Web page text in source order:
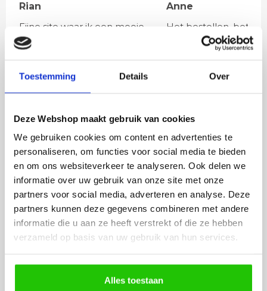
Toestemming Details Over
Deze Webshop maakt gebruik van cookies
We gebruiken cookies om content en advertenties te
personaliseren, om functies voor social media te bieden
en om ons websiteverkeer te analyseren. Ook delen we
informatie over uw gebruik van onze site met onze
partners voor social media, adverteren en analyse. Deze
partners kunnen deze gegevens combineren met andere
informatie die u aan ze heeft verstrekt of die ze hebben
verzameld op basis van uw gebruik van hun services.
Alles toestaan
Rian
Fijne site waar ik een mooie
lamp heb uitgekozen en
netjes en veilig verpakt.
Anne
Het bestellen,
leveren verliep vlot en
volledig naar wens.
veel sfeer, het is ook
MEER PRODUCTEN
UIT DE SERIE SOVRANO